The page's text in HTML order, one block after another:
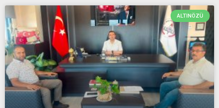
ALTINÖZÜ